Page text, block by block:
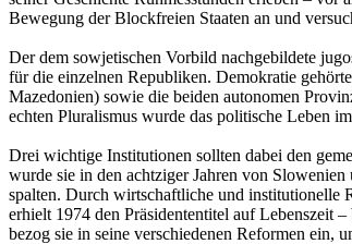
Bewegung der Blockfreien Staaten an und
Der dem sowjetischen Vorbild nachgebildete
für die einzelnen Republiken. Demokratie
Mazedonien) sowie die beiden autonomen
echten Pluralismus wurde das politische Leben
Drei wichtige Institutionen sollten dabei den
wurde sie in den achtziger Jahren von
spalten. Durch wirtschaftliche und institutionelle
erhielt 1974 den Präsidententitel auf Lebenszeit
bezog sie in seine verschiedenen Reformen ein,